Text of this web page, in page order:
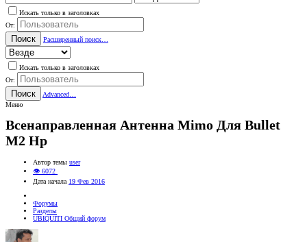
Искать только в заголовках
От:
Поиск Расширенный поиск…
Искать только в заголовках
От:
Поиск
Advanced…
Меню
Всенаправленная Антенна Mimo Для Bullet
M2 Hp
Автор темы user
👁 6072
Дата начала 19 Фев 2016
Форумы
Разделы
UBIQUITI Общий форум